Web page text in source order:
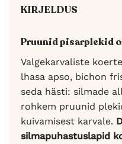
KIRJELDUS
Pruunid pisarplekid
Valgekarvaliste
lhasa apso, bichon
seda hästi: silmade
rohkem pruunid
kuivamisest karvale.
silmapuhastuslapid